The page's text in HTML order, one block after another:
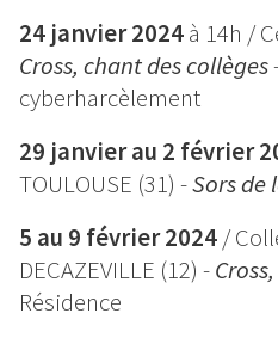
24 janvier 2024à 14h /
Cross, chant des collèges
cyberharcèlement
29 janvier au 2 février
TOULOUSE (31) -Sors de
5 au 9 février 2024/
DECAZEVILLE (12) -
Résidence